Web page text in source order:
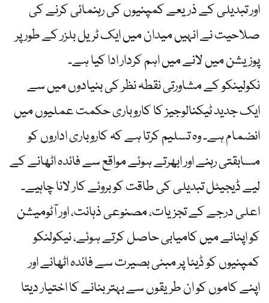
اور تبدیلی کے ذریعے کمپنیوں کی رہنمائی کرنے کی
صلاحیت نے انہیں میدان میں ایک ٹریل بلزر کے طور پر
پوزیشن میں لانے میں اہم کردار ادا کیا ہے۔
نکولینکو کے مشاورتی نقطہ نظر کی بنیادوں میں سے
ایک جدید ٹیکنالوجیز کا کاروباری حکمت عملیوں میں
انضمام ہے۔ وہ تسلیم کرتا ہے کہ کاروباری اداروں کو
مسابقتی رہنے اور ابھرتے ہوئے مواقع سے فائدہ اٹھانے کے
لیے ڈیجیٹل تبدیلی کی طاقت کو بروئے کار لانا چاہیے۔
اعلی درجے کے تجزیات، مصنوعی ذہانت، اور آٹومیشن
کو اپنانے میں کامیابی حاصل کرتے ہوئے، نیکولنکو
کمپنیوں کو ڈیٹا پر مبنی بصیرت سے فائدہ اٹھانے اور
اپنے کاموں کو ان طریقوں سے بہتر بنانے کا اختیار دیتا